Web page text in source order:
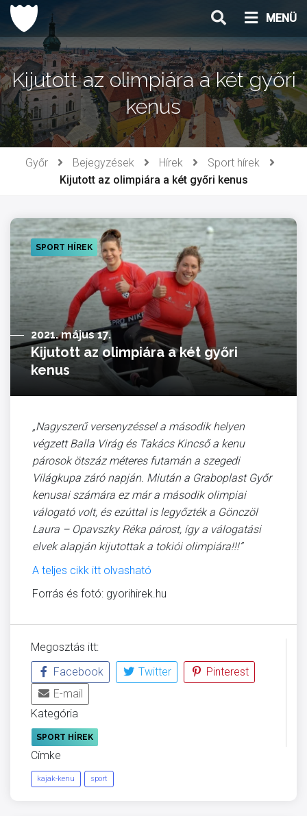
Ugrás
tartalomhoz
MENÜ
Kijutott az olimpiára a két győri
kenus
Győr Bejegyzések Hírek
Sport hírek
Kijutott az olimpiára a két győri kenus
SPORT HÍREK
2021. május 17.
Kijutott az olimpiára a két győri
kenus
„Nagyszerű versenyzéssel a második helyen
végzett Balla Virág és Takács Kincső a kenu
párosok ötszáz méteres futamán a szegedi
Világkupa záró napján. Miután a Graboplast Győr
kenusai számára ez már a második olimpiai
válogató volt, és ezúttal is legyőzték a Gönczöl
Laura – Opavszky Réka párost, így a válogatási
elvek alapján kijutottak a tokiói olimpiára!!!”
A teljes cikk itt olvasható
Forrás és fotó: gyorihirek.hu
Megosztás itt:
Facebook
Twitter
Pinterest
E-mail
Kategória
SPORT HÍREK
Címke
kajak-kenu sport